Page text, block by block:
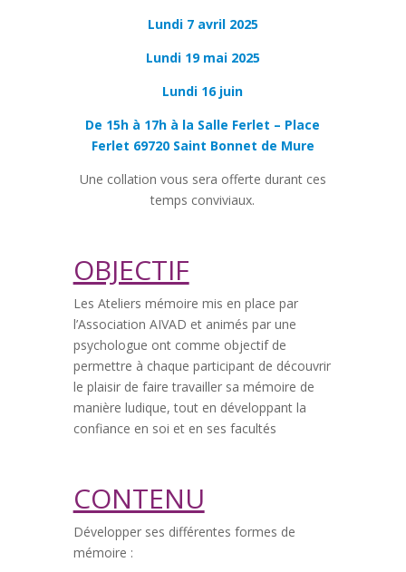
Lundi 7 avril 2025
Lundi 19 mai 2025
Lundi 16 juin
De 15h à 17h à la Salle Ferlet – Place
Ferlet 69720 Saint Bonnet de Mure
Une collation vous sera offerte durant ces
temps conviviaux.
OBJECTIF
Les Ateliers mémoire mis en place par
l’Association AIVAD et animés par une
psychologue ont comme objectif de
permettre à chaque participant de découvrir
le plaisir de faire travailler sa mémoire de
manière ludique, tout en développant la
confiance en soi et en ses facultés
CONTENU
Développer ses différentes formes de
mémoire :